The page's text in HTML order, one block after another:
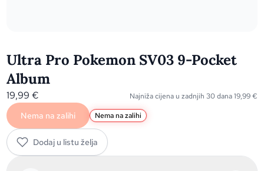
Ultra Pro Pokemon SV03 9-Pocket
Album
19,99€ Najniža cijena u zadnjih 30 dana19,99€
Nema na zalihi Nema na zalihi
Dodaj u listu želja